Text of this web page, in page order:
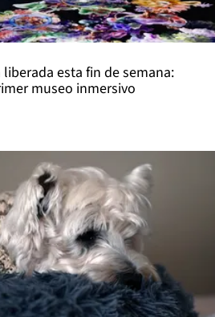
esta fin de semana:
museo inmersivo